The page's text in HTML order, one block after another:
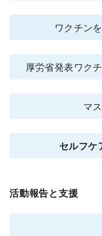
ワクチン
厚労省発表ワク
マ
セルフケ
活動報告と支援